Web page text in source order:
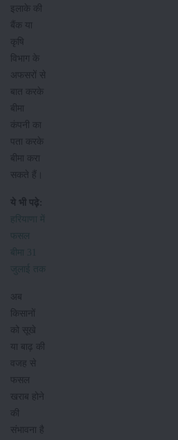
इलाके की
बैंक या
कृषि
विभाग के
अफसरों से
बात करके
बीमा
कंपनी का
पता करके
बीमा करा
सकते हैं।
ये भी पढ़े:
हरियाणा में
फसल
बीमा 31
जुलाई तक
किसानों
को सूखे
या बाढ़ की
वजह से
फसल
खराब होने
की
संभावना है